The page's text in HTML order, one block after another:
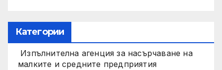
Категории
Изпълнителна агенция за насърчаване на
малките и средните предприятия